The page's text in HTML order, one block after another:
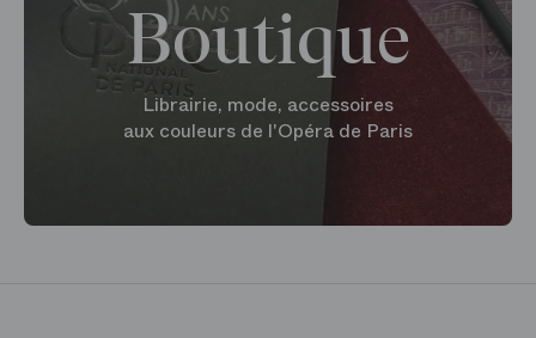
Boutique
Librairie, mode, accessoires
aux couleurs de l'Opéra de Paris